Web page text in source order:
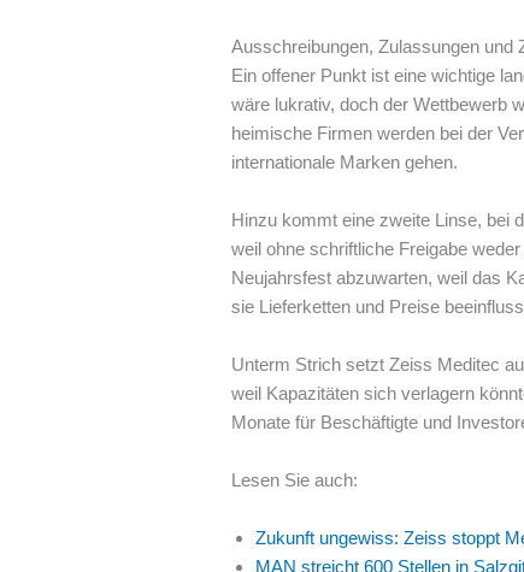
Ausschreibungen, Zulassungen und
Ein offener Punkt ist eine wichtige
wäre lukrativ, doch der Wettbewerb
heimische Firmen werden bei der
internationale Marken gehen.
Hinzu kommt eine zweite Linse, bei
weil ohne schriftliche Freigabe
Neujahrsfest abzuwarten, weil das
sie Lieferketten und Preise
Unterm Strich setzt Zeiss Meditec
weil Kapazitäten sich verlagern
Monate für Beschäftigte und
Lesen Sie auch:
Zukunft ungewiss: Zeiss stoppt
MAN streicht 600 Stellen in